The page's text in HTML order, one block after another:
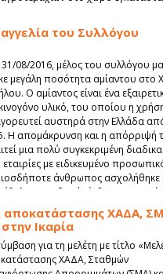
του Συλλόγου
31/08/2016, μέλος του συλλόγου
μεγάλη ποσότητα αμίαντου στο
Ο αμίαντος είναι ένα
υλικό, του οποίου η
αυστηρά στην Ελλάδα
Η απομάκρυνση και η απόρριψή
μια πολύ συγκεκριμένη
με ειδικευμένο
άνθρωπος ασχολήθηκε
σε σοβαρό κίνδυνο την υγεία
Ευδήλου δεν έχει ούτε φύλαξη,
απόθεση υλικών,
αποκατάστασης ΧΑΔΑ,
Ικαρία
για τη μελέτη με τίτλο
ΧΑΔΑ, Σταθμών